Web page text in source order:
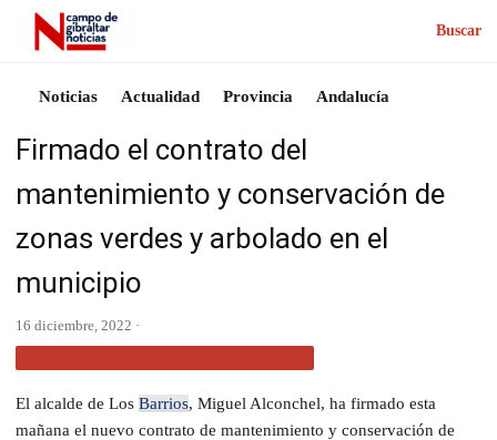
Buscar
Noticias Actualidad Provincia Andalucía
Firmado el contrato del
mantenimiento y conservación de
zonas verdes y arbolado en el
municipio
16 diciembre, 2022 ·
El alcalde de Los Barrios, Miguel Alconchel, ha firmado esta
mañana el nuevo contrato de mantenimiento y conservación de